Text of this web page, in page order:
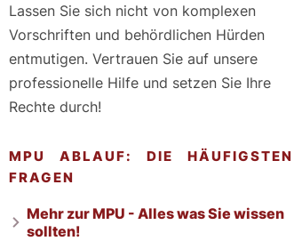
Lassen Sie sich nicht von komplexen
Vorschriften und behördlichen Hürden
entmutigen. Vertrauen Sie auf unsere
professionelle Hilfe und setzen Sie Ihre
Rechte durch!
MPU ABLAUF: DIE HÄUFIGSTEN
FRAGEN
Mehr zur MPU - Alles was Sie wissen
sollten!